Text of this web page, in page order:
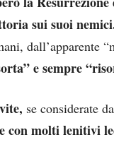
sui suoi
dall’apparente
e sempre
se considerate
con molti lenitivi